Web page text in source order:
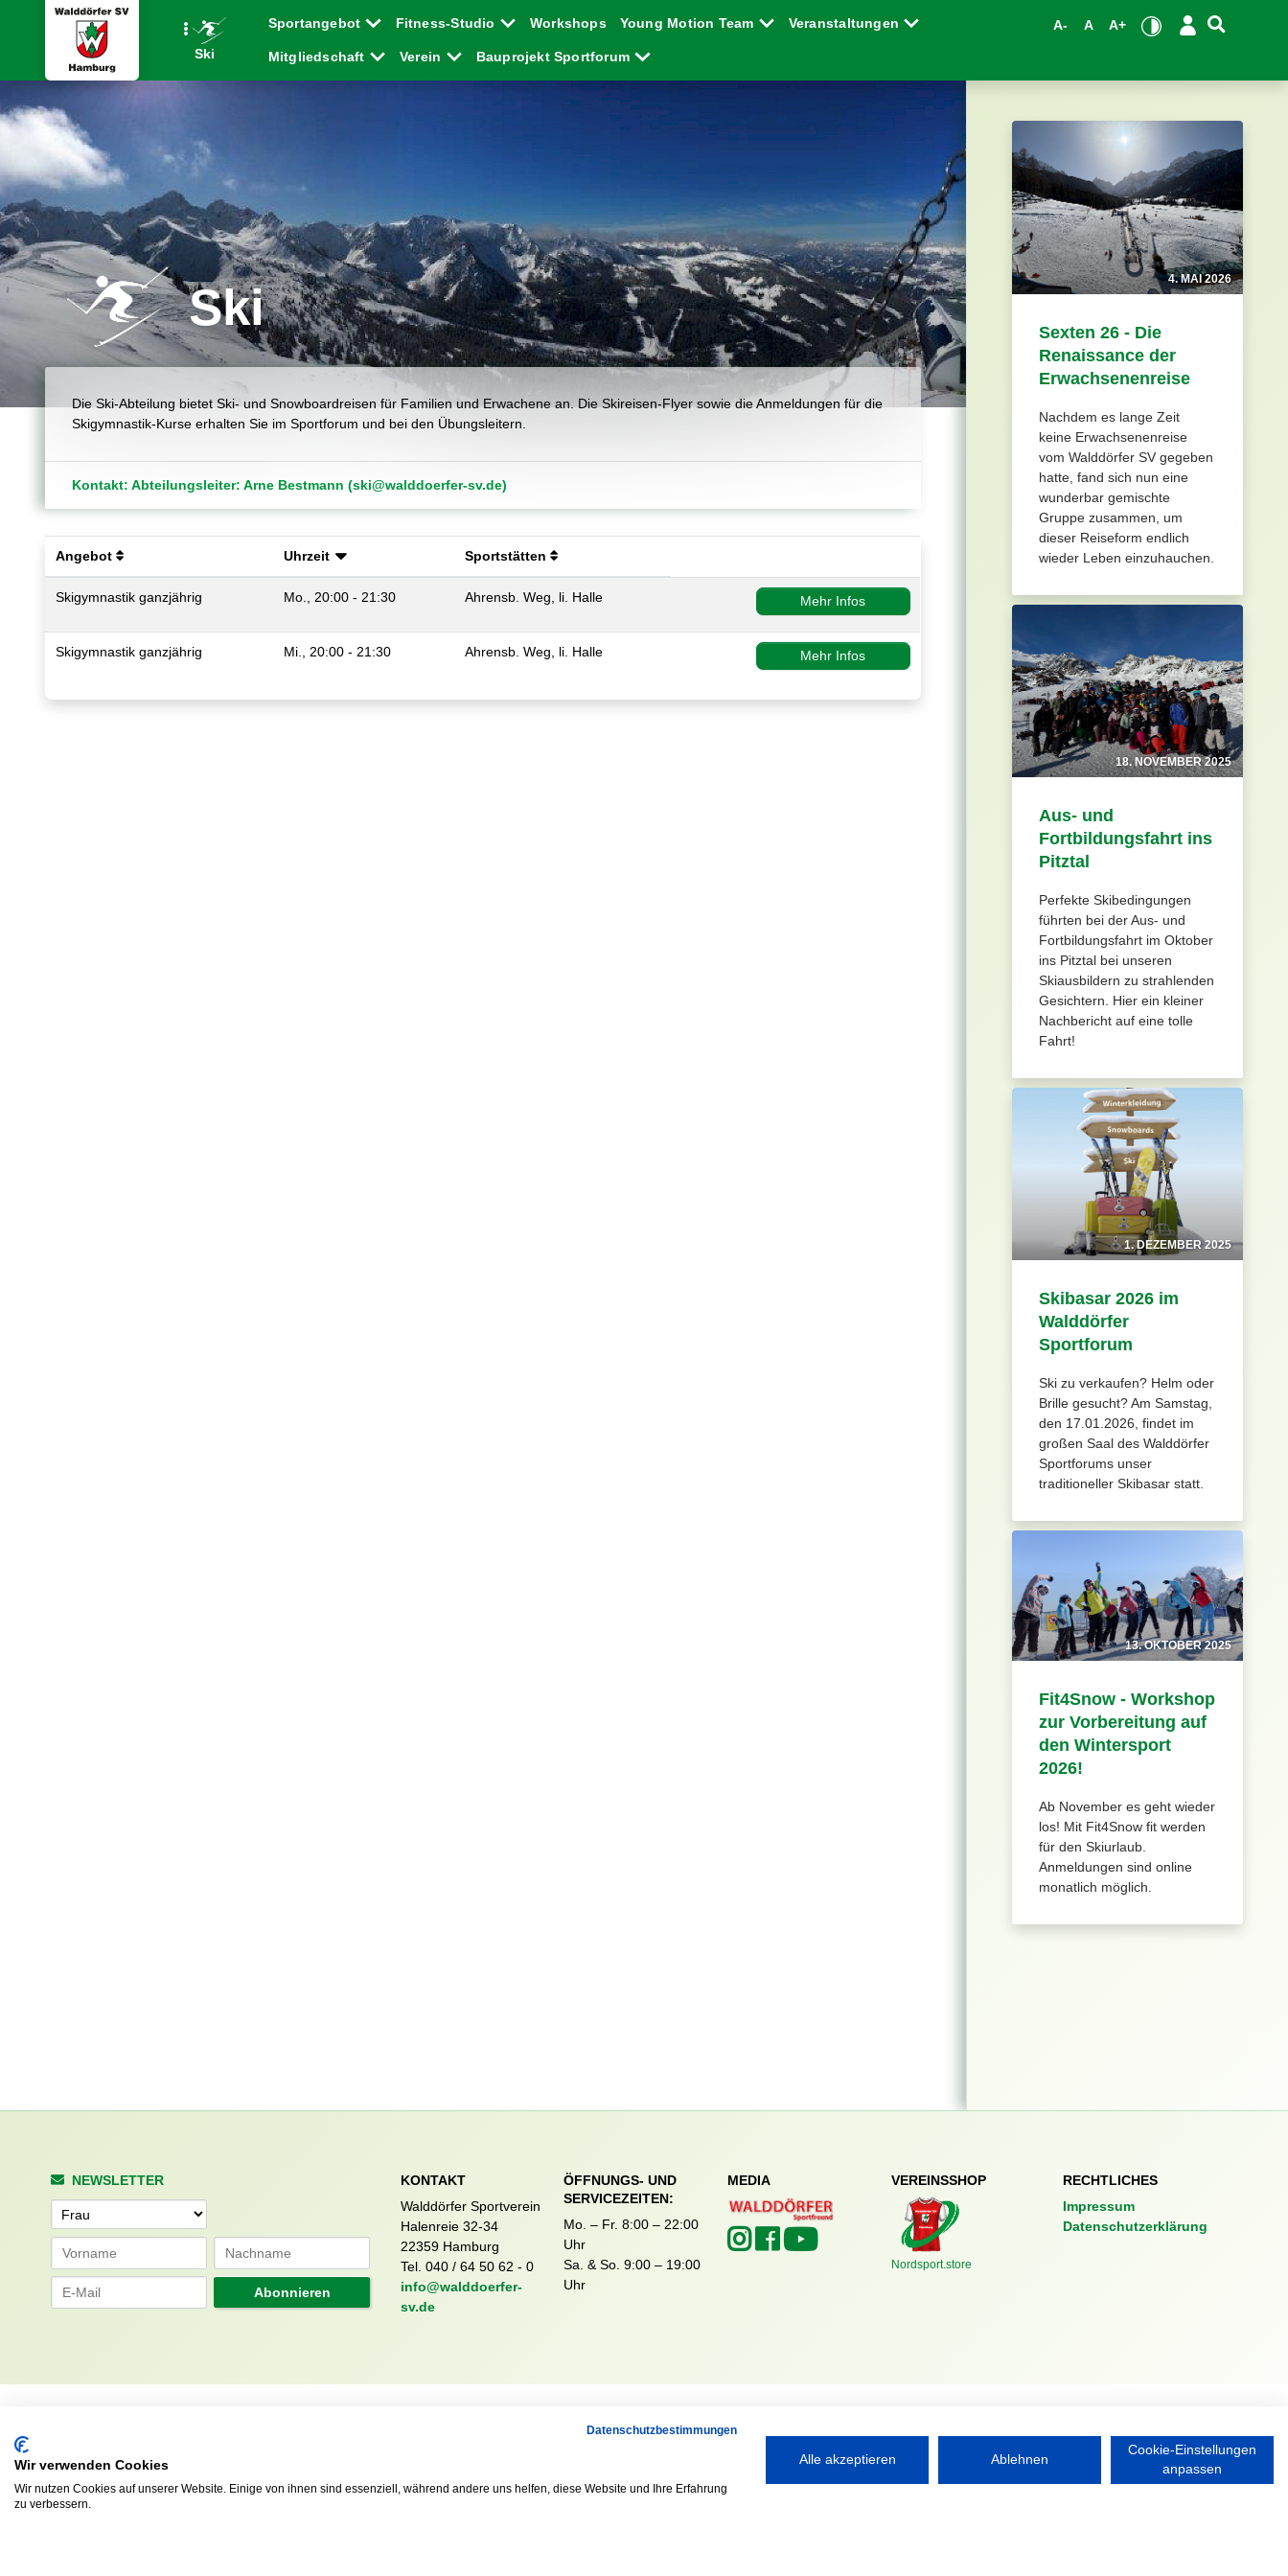
Ski
Sportangebot Fitness-Studio Workshops Young Motion Team Veranstaltungen
Mitgliedschaft Verein Bauprojekt Sportforum
A- A A+
Ski
Die Ski-Abteilung bietet Ski- und Snowboardreisen für Familien und Erwachene an. Die Skireisen-Flyer sowie die Anmeldungen für die
Skigymnastik-Kurse erhalten Sie im Sportforum und bei den Übungsleitern.
Kontakt: Abteilungsleiter: Arne Bestmann (ski@walddoerfer-sv.de)
Angebot Uhrzeit Sportstätten
Skigymnastik ganzjährig Mo., 20:00 - 21:30 Ahrensb. Weg, li. Halle Mehr Infos
Skigymnastik ganzjährig Mi., 20:00 - 21:30 Ahrensb. Weg, li. Halle Mehr Infos
4. MAI 2026
Sexten 26 - Die
Renaissance der
Erwachsenenreise
Nachdem es lange Zeit
keine Erwachsenenreise
vom Walddörfer SV gegeben
hatte, fand sich nun eine
wunderbar gemischte
Gruppe zusammen, um
dieser Reiseform endlich
wieder Leben einzuhauchen.
18. NOVEMBER 2025
Aus- und
Fortbildungsfahrt ins
Pitztal
Perfekte Skibedingungen
führten bei der Aus- und
Fortbildungsfahrt im Oktober
ins Pitztal bei unseren
Skiausbildern zu strahlenden
Gesichtern. Hier ein kleiner
Nachbericht auf eine tolle
Fahrt!
1. DEZEMBER 2025
Skibasar 2026 im
Walddörfer
Sportforum
Ski zu verkaufen? Helm oder
Brille gesucht? Am Samstag,
den 17.01.2026, findet im
großen Saal des Walddörfer
Sportforums unser
traditioneller Skibasar statt.
13. OKTOBER 2025
Fit4Snow - Workshop
zur Vorbereitung auf
den Wintersport
2026!
Ab November es geht wieder
los! Mit Fit4Snow fit werden
für den Skiurlaub.
Anmeldungen sind online
monatlich möglich.
NEWSLETTER
Anrede
Abonnieren
KONTAKT
Walddörfer Sportverein
Halenreie 32-34
22359 Hamburg
Tel. 040 / 64 50 62 - 0
info@walddoerfer-
sv.de
ÖFFNUNGS- UND
SERVICEZEITEN:
Mo. – Fr. 8:00 – 22:00
Uhr
Sa. & So. 9:00 – 19:00
Uhr
MEDIA VEREINSSHOP
Nordsport.store
RECHTLICHES
Impressum
Datenschutzerklärung
Datenschutzbestimmungen
Wir verwenden Cookies
Wir nutzen Cookies auf unserer Website. Einige von ihnen sind essenziell, während andere uns helfen, diese Website und Ihre Erfahrung
zu verbessern.
Alle akzeptieren Ablehnen
Cookie-Einstellungen
anpassen